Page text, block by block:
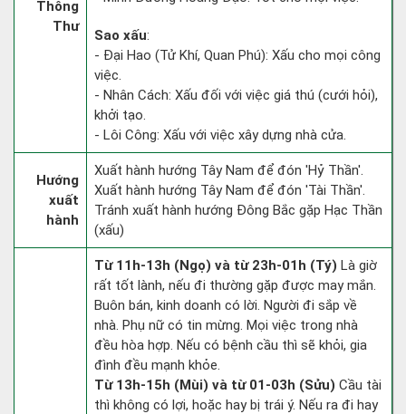
Thông
Thư
Sao xấu:
- Đại Hao (Tử Khí, Quan Phú): Xấu cho mọi công
việc.
- Nhân Cách: Xấu đối với việc giá thú (cưới hỏi),
khởi tạo.
- Lôi Công: Xấu với việc xây dựng nhà cửa.
Hướng
xuất
hành
Xuất hành hướng Tây Nam để đón 'Hỷ Thần'.
Xuất hành hướng Tây Nam để đón 'Tài Thần'.
Tránh xuất hành hướng Đông Bắc gặp Hạc Thần
(xấu)
Từ 11h-13h (Ngọ) và từ 23h-01h (Tý) Là giờ
rất tốt lành, nếu đi thường gặp được may mắn.
Buôn bán, kinh doanh có lời. Người đi sắp về
nhà. Phụ nữ có tin mừng. Mọi việc trong nhà
đều hòa hợp. Nếu có bệnh cầu thì sẽ khỏi, gia
đình đều mạnh khỏe.
Từ 13h-15h (Mùi) và từ 01-03h (Sửu) Cầu tài
thì không có lợi, hoặc hay bị trái ý. Nếu ra đi hay